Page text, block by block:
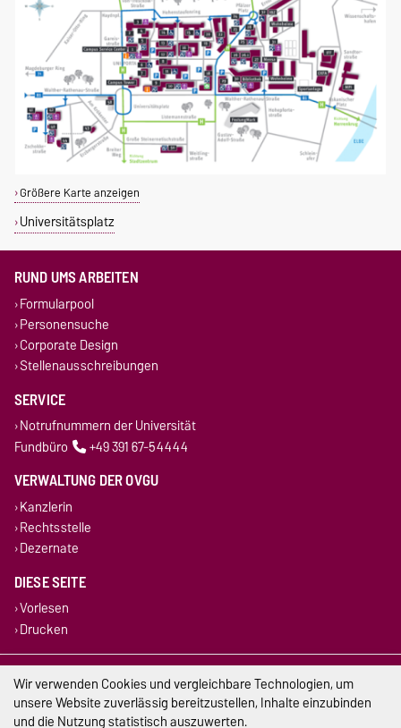
Größere Karte anzeigen
Universitätsplatz
RUND UMS ARBEITEN
Formularpool
Personensuche
Corporate Design
Stellenausschreibungen
SERVICE
Notrufnummern der Universität
Fundbüro
+49 391 67-54444
VERWALTUNG DER OVGU
Kanzlerin
Rechtsstelle
Dezernate
DIESE SEITE
Vorlesen
Drucken
Impressum
Datenschutz
Wir verwenden Cookies und vergleichbare Technologien, um
unsere Website zuverlässig bereitzustellen, Inhalte einzubinden
und die Nutzung statistisch auszuwerten.